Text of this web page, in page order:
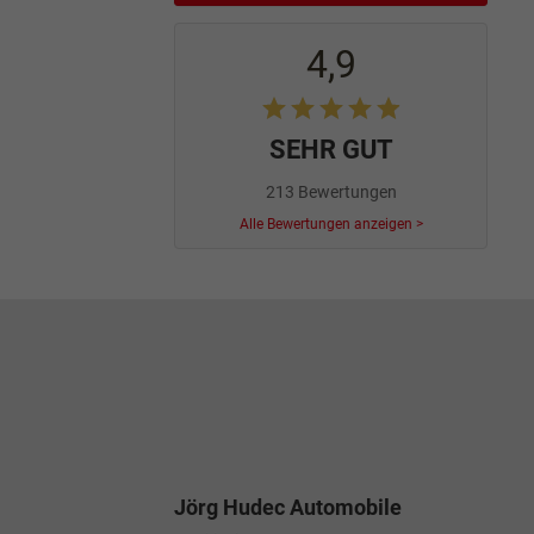
4,9
SEHR GUT
213 Bewertungen
Alle Bewertungen anzeigen >
Jörg Hudec Automobile